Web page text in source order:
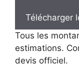
Télécharger
Tous les
estimations.
devis officiel.